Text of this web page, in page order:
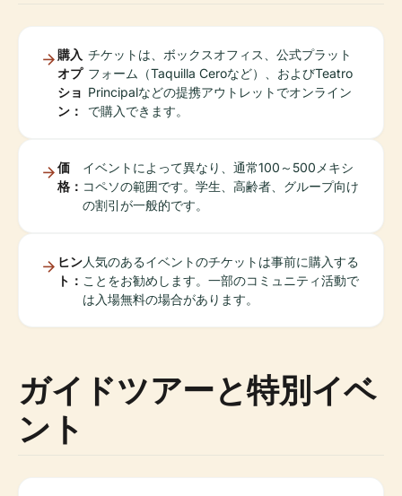
購入
オプ
ショ
ン：
チケットは、ボックスオフィス、公式プラット
フォーム（Taquilla Ceroなど）、およびTeatro
Principalなどの提携アウトレットでオンライン
で購入できます。
価
格：
イベントによって異なり、通常100～500メキシ
コペソの範囲です。学生、高齢者、グループ向け
の割引が一般的です。
ヒン
ト：
人気のあるイベントのチケットは事前に購入する
ことをお勧めします。一部のコミュニティ活動で
は入場無料の場合があります。
ガイドツアーと特別イベ
ント